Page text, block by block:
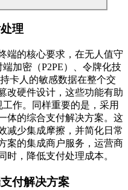
理
端的核心要求，在无人值守
加密（P2PE）、令牌化技
卡人的敏感数据在整个交
改硬件设计，这些功能有助
作。同样重要的是，采用
体的综合支付解决方案。这
减少集成摩擦，并简化日常
案的集成商户服务，运营商
时，降低支付处理成本。
付解决方案